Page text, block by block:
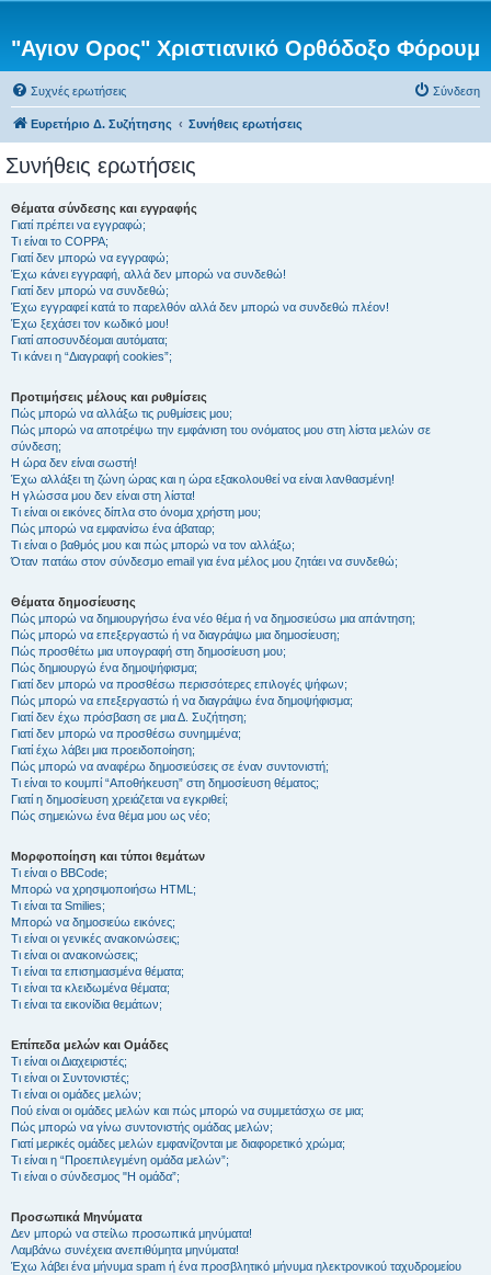
"Αγιον Ορος" Χριστιανικό Ορθόδοξο Φόρουμ
Συχνές ερωτήσεις Σύνδεση
Ευρετήριο Δ. Συζήτησης Συνήθεις ερωτήσεις
Συνήθεις ερωτήσεις
Θέματα σύνδεσης και εγγραφής
Γιατί πρέπει να εγγραφώ;
Τι είναι το COPPA;
Γιατί δεν μπορώ να εγγραφώ;
Έχω κάνει εγγραφή, αλλά δεν μπορώ να συνδεθώ!
Γιατί δεν μπορώ να συνδεθώ;
Έχω εγγραφεί κατά το παρελθόν αλλά δεν μπορώ να συνδεθώ πλέον!
Έχω ξεχάσει τον κωδικό μου!
Γιατί αποσυνδέομαι αυτόματα;
Τι κάνει η “Διαγραφή cookies”;
Προτιμήσεις μέλους και ρυθμίσεις
Πώς μπορώ να αλλάξω τις ρυθμίσεις μου;
Πώς μπορώ να αποτρέψω την εμφάνιση του ονόματος μου στη λίστα μελών σε
σύνδεση;
Η ώρα δεν είναι σωστή!
Έχω αλλάξει τη ζώνη ώρας και η ώρα εξακολουθεί να είναι λανθασμένη!
Η γλώσσα μου δεν είναι στη λίστα!
Τι είναι οι εικόνες δίπλα στο όνομα χρήστη μου;
Πώς μπορώ να εμφανίσω ένα άβαταρ;
Τι είναι ο βαθμός μου και πώς μπορώ να τον αλλάξω;
Όταν πατάω στον σύνδεσμο email για ένα μέλος μου ζητάει να συνδεθώ;
Θέματα δημοσίευσης
Πώς μπορώ να δημιουργήσω ένα νέο θέμα ή να δημοσιεύσω μια απάντηση;
Πώς μπορώ να επεξεργαστώ ή να διαγράψω μια δημοσίευση;
Πώς προσθέτω μια υπογραφή στη δημοσίευση μου;
Πώς δημιουργώ ένα δημοψήφισμα;
Γιατί δεν μπορώ να προσθέσω περισσότερες επιλογές ψήφων;
Πώς μπορώ να επεξεργαστώ ή να διαγράψω ένα δημοψήφισμα;
Γιατί δεν έχω πρόσβαση σε μια Δ. Συζήτηση;
Γιατί δεν μπορώ να προσθέσω συνημμένα;
Γιατί έχω λάβει μια προειδοποίηση;
Πώς μπορώ να αναφέρω δημοσιεύσεις σε έναν συντονιστή;
Τι είναι το κουμπί “Αποθήκευση” στη δημοσίευση θέματος;
Γιατί η δημοσίευση χρειάζεται να εγκριθεί;
Πώς σημειώνω ένα θέμα μου ως νέο;
Μορφοποίηση και τύποι θεμάτων
Τι είναι ο BBCode;
Μπορώ να χρησιμοποιήσω HTML;
Τι είναι τα Smilies;
Μπορώ να δημοσιεύω εικόνες;
Τι είναι οι γενικές ανακοινώσεις;
Τι είναι οι ανακοινώσεις;
Τι είναι τα επισημασμένα θέματα;
Τι είναι τα κλειδωμένα θέματα;
Τι είναι τα εικονίδια θεμάτων;
Επίπεδα μελών και Ομάδες
Τι είναι οι Διαχειριστές;
Τι είναι οι Συντονιστές;
Τι είναι οι ομάδες μελών;
Πού είναι οι ομάδες μελών και πώς μπορώ να συμμετάσχω σε μια;
Πώς μπορώ να γίνω συντονιστής ομάδας μελών;
Γιατί μερικές ομάδες μελών εμφανίζονται με διαφορετικό χρώμα;
Τι είναι η “Προεπιλεγμένη ομάδα μελών”;
Τι είναι ο σύνδεσμος "Η ομάδα”;
Προσωπικά Μηνύματα
Δεν μπορώ να στείλω προσωπικά μηνύματα!
Λαμβάνω συνέχεια ανεπιθύμητα μηνύματα!
Έχω λάβει ένα μήνυμα spam ή ένα προσβλητικό μήνυμα ηλεκτρονικού ταχυδρομείου